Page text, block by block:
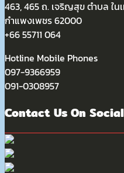
463, 465 ถ. เจริญสุข ตำบล ใน
กำแพงเพชร 62000
+66 55711 064
Hotline Mobile Phones
097-9366959
091-0308957
Contact Us On